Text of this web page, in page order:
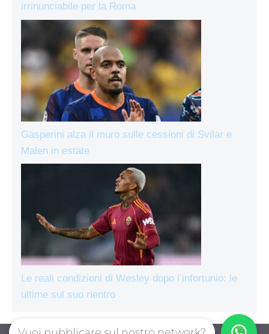
irrinunciabile per la Roma
Gasperini alza il muro sulle cessioni di Svilar e
Malen in estate
Le reali condizioni di Wesley dopo l’infortunio: le
ultime sul suo rientro